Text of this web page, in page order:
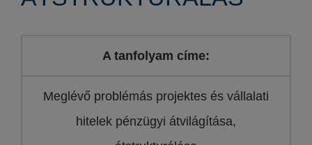
A tanfolyam címe:
Meglévő problémás projektes és vállalati
hitelek pénzügyi átvilágítása,